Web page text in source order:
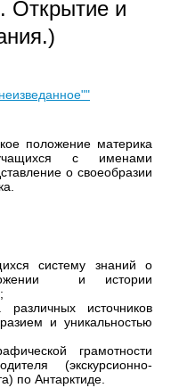
Открытие и
положение материка
с именами
о своеобразии
систему знаний о
и истории
различных источников
и уникальностью
грамотности
(экскурсионно-
по Антарктиде.